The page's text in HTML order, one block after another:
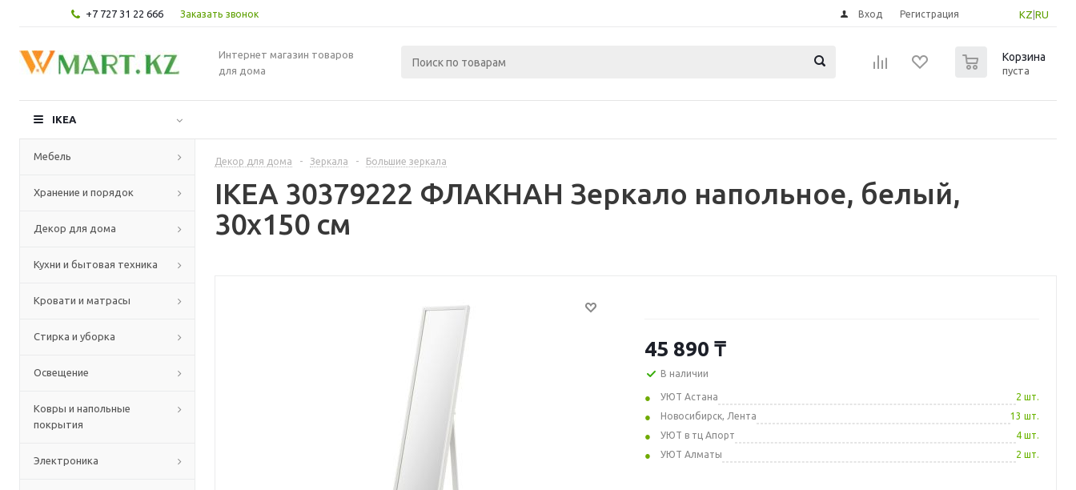
+7 727 31 22 666 Заказать звонок KZ RU
Вход Регистрация
Интернет магазин товаров
для дома
Корзина
пуста
IKEA
Мебель
Хранение и порядок
Декор для дома
Кухни и бытовая техника
Кровати и матрасы
Стирка и уборка
Освещение
Ковры и напольные
покрытия
Электроника
Декор для дома - Зеркала - Большие зеркала
IKEA 30379222 ФЛАКНАН Зеркало напольное, белый,
30x150 см
45 890 ₸
В наличии
УЮТ Астана
2 шт.
Новосибирск, Лента
13 шт.
УЮТ в тц Апорт
4 шт.
УЮТ Алматы
2 шт.